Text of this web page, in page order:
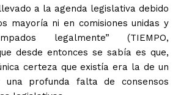
a la agenda legislativa debido
mayoría ni en comisiones unidas y
legalmente” (TIEMPO,
desde entonces se sabía es que,
certeza que existía era la de un
profunda falta de consensos